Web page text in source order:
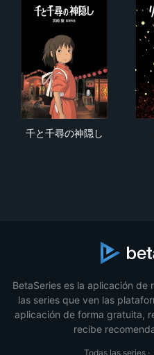
千と千尋の神隠し
BetaSeries es la aplicación de
las series que ven las
aplicación de forma gratuita,
recibe
Todas las series·